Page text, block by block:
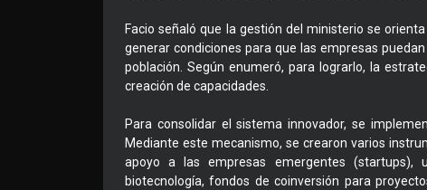
Facio señaló que la gestión del ministerio se
generar condiciones para que las empresas
población. Según enumeró, para lograrlo, la
creación de capacidades.
Para consolidar el sistema innovador, se
Mediante este mecanismo, se crearon varios
apoyo a las empresas emergentes (startups),
biotecnología, fondos de coinversión para